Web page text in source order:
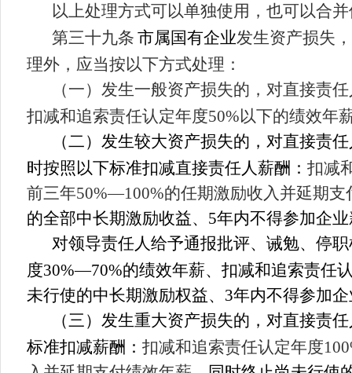
以上处理方式可以单独使用，也可以合
第三十九条 市属国有企业发生资产损失
理外，应当按以下方式处理：
（一）发生一般资产损失的，对直接责
扣减和追索责任认定年度50%以下的绩效年
（二）发生较大资产损失的，对直接责
时按照以下标准扣减直接责任人薪酬： 扣减
前三年50%—100%的任期激励收入并延期
的全部中长期激励收益、 5年内不得参加企
对领导责任人给予通报批评、诫勉、停
度30%—70%的绩效年薪、扣减和追索责任
未行使的中长期激励权益、 3年内不得参加
（三）发生重大资产损失的，对直接责
标准扣减薪酬： 扣减和追索责任认定年度